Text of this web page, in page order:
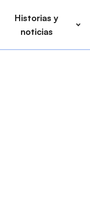
Historias y
noticias